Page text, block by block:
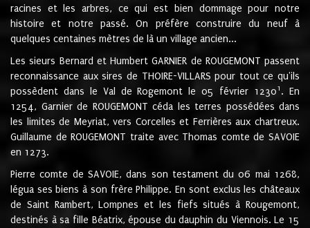
racines et les arbres, ce qui est bien dommage pour notre
histoire et notre passé. On préfère construire du neuf à
quelques centaines mètres de là un village ancien...
Les sieurs Bernard et Humbert GARNIER de ROUGEMONT passent
reconnaissance aux sires de THOIRE-VILLARS pour tout ce qu'ils
possèdent dans le Val de Rogemont le 05 février 12301 . En
1254, Garnier de ROUGEMONT céda les terres possédées dans
les limites de Meyriat, vers Corcelles et Ferrières aux chartreux.
Guillaume de ROUGEMONT traite avec Thomas comte de SAVOIE
en 1273.
Pierre comte de SAVOIE, dans son testament du 06 mai 1268,
légua ses biens à son frère Philippe. En sont exclus les châteaux
de Saint Rambert, Lompnes et les fiefs situés à Rougemont,
destinés à sa fille Béatrix, épouse du dauphin du Viennois. Le 15